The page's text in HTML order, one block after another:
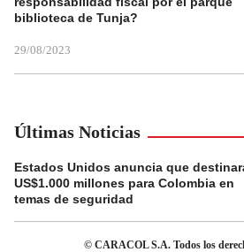
biblioteca de Tunja?
29/08/2023
Últimas Noticias
Estados Unidos anuncia que
US$1.000 millones para Colombia en
temas de seguridad
© CARACOL S.A. Todos los